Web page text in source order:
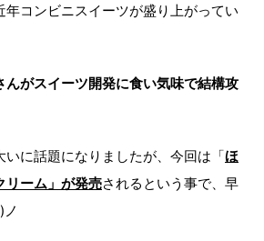
年コンビニスイーツが盛り上がってい
んがスイーツ開発に食い気味で結構攻
いに話題になりましたが、今回は「ほ
リーム」が発売されるという事で、早